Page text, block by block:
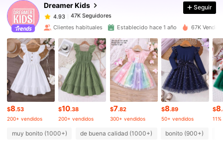
Dreamer Kids
4.93 47K Seguidores
4.93 47K Seguidores
4.93 47K Seguidores
4.93 47K Seguidores
Seguir
Clientes habituales Establecido hace 1 año 67K
$8.53
200+ vendidos
$10.38
200+ vendidos
$7.82
300+ vendidos
$8.89
50+ vendidos
$8
muy bonito (1000+) de buena calidad (1000+) bonito (900+)